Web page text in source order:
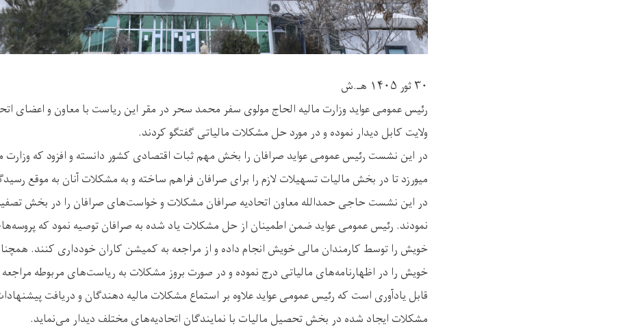
۳۰ ثور ۱۴۰۵ هـ.ش
رئیس عمومی عواید وزارت مالیه الحاج مولوی سفر محمد سحر در مقر این ریاست با معاون و اعضای
ولایت کابل دیدار نموده و در مورد حل مشکلات مالیاتی گفتگو کردند.
در این نشست رئیس عمومی عواید صرافان را بخش مهم ثبات اقتصادی کشور دانسته و افزود که وزارت
میورزد تا در بخش مالیات تسهیلات لازم را برای صرافان فراهم ساخته و به مشکلات آنان به‌ موقع
در این نشست حاجی حمدالله معاون اتحادیه صرافان مشکلات و خواست‌های صرافان را در بخش
نمودند. رئیس عمومی عواید ضمن اطمینان از حل مشکلات یاد شده به صرافان توصیه نمود که
خویش را توسط کارمندان مالی خویش انجام داده و از مراجعه به کمیشن ‌کاران خودداری کنند.
خویش را در اظهارنامه‌های مالیاتی درج نموده و در صورت بروز مشکلات به ریاست‌های مربوطه مراجعه
قابل یادآوری است که رئیس عمومی عواید علاوه بر استماع مشکلات مالیه‌ دهندگان و دریافت
مشکلات ایجاد شده در بخش تحصیل مالیات با نمایندگان اتحادیه‌های مختلف دیدار می‌نماید.